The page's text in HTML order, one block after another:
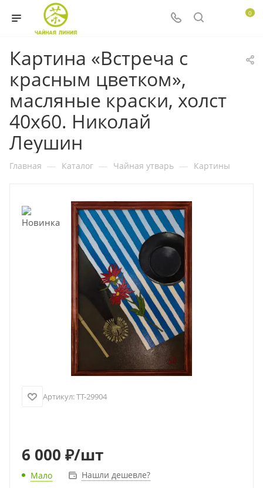
0
Картина «Встреча с
красным цветком»,
масляные краски, холст
40х60. Николай
Леушин
Главная — Каталог — Чайная утварь — Картины
Артикул:TT-29904
6 000 ₽/шт
Мало Нашли дешевле?